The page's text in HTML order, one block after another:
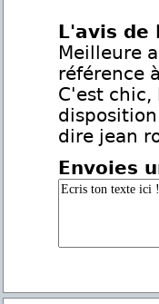
L'avis de
Meilleure
référence
C'est
dire jean
Envoies